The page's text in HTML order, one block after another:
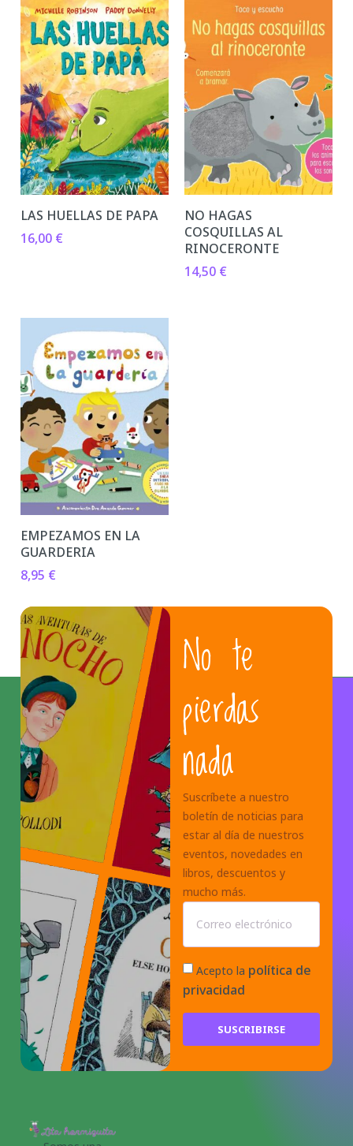
LAS HUELLAS DE PAPA
16,00 €
NO HAGAS
COSQUILLAS AL
RINOCERONTE
14,50 €
EMPEZAMOS EN LA
GUARDERIA
8,95 €
No te
pierdas
nada
Suscríbete a nuestro
boletín de noticias para
estar al día de nuestros
eventos, novedades en
libros, descuentos y
mucho más.
Acepto la política de
privacidad
SUSCRIBIRSE